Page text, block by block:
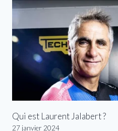
Qui est Laurent Jalabert ?
27 janvier 2024